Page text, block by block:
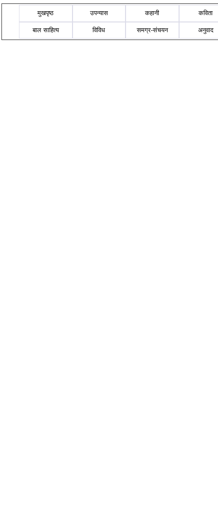
मुखपृष्ठ उपन्यास कहानी कविता
बाल साहित्य विविध समग्र-संचयन अनुवाद